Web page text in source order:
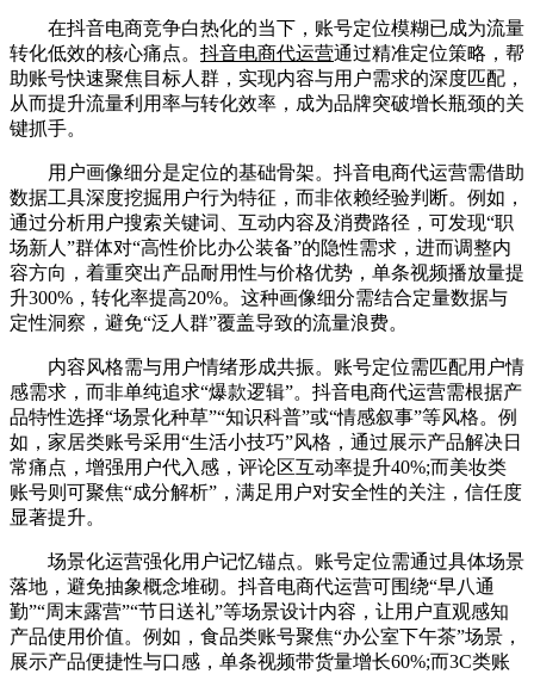
在抖音电商竞争白热化的当下，账号定位模糊已成为流量
转化低效的核心痛点。 抖音电商代运营通过精准定位策略，帮
助账号快速聚焦目标人群，实现内容与用户需求的深度匹配，
从而提升流量利用率与转化效率，成为品牌突破增长瓶颈的关
键抓手。
用户画像细分是定位的基础骨架。抖音电商代运营需借助
数据工具深度挖掘用户行为特征，而非依赖经验判断。例如，
通过分析用户搜索关键词、互动内容及消费路径，可发现“职
场新人”群体对“高性价比办公装备”的隐性需求，进而调整内
容方向，着重突出产品耐用性与价格优势，单条视频播放量提
升300%，转化率提高20%。这种画像细分需结合定量数据与
定性洞察，避免“泛人群”覆盖导致的流量浪费。
内容风格需与用户情绪形成共振。账号定位需匹配用户情
感需求，而非单纯追求“爆款逻辑”。抖音电商代运营需根据产
品特性选择“场景化种草”“知识科普”或“情感叙事”等风格。例
如，家居类账号采用“生活小技巧”风格，通过展示产品解决日
常痛点，增强用户代入感，评论区互动率提升40%;而美妆类
账号则可聚焦“成分解析”，满足用户对安全性的关注，信任度
显著提升。
场景化运营强化用户记忆锚点。账号定位需通过具体场景
落地，避免抽象概念堆砌。抖音电商代运营可围绕“早八通
勤”“周末露营”“节日送礼”等场景设计内容，让用户直观感知
产品使用价值。例如，食品类账号聚焦“办公室下午茶”场景，
展示产品便捷性与口感，单条视频带货量增长60%;而3C类账